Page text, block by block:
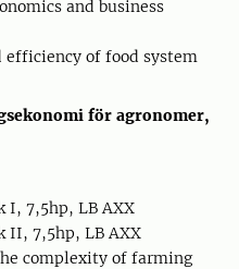
and business
of food system
för agronomer,
7,5hp, LB AXX
II, 7,5hp, LB AXX
complexity of farming